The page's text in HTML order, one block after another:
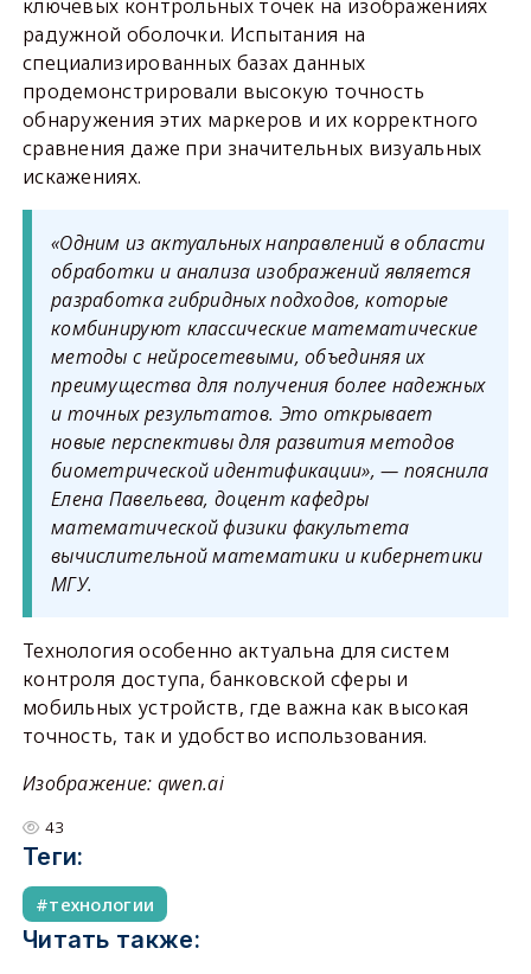
ключевых контрольных точек на изображениях
радужной оболочки. Испытания на
специализированных базах данных
продемонстрировали высокую точность
обнаружения этих маркеров и их корректного
сравнения даже при значительных визуальных
искажениях.
«Одним из актуальных направлений в области
обработки и анализа изображений является
разработка гибридных подходов, которые
комбинируют классические математические
методы с нейросетевыми, объединяя их
преимущества для получения более надежных
и точных результатов. Это открывает
новые перспективы для развития методов
биометрической идентификации», — пояснила
Елена Павельева, доцент кафедры
математической физики факультета
вычислительной математики и кибернетики
МГУ.
Технология особенно актуальна для систем
контроля доступа, банковской сферы и
мобильных устройств, где важна как высокая
точность, так и удобство использования.
Изображение: qwen.ai
43
Теги:
технологии
Читать также: